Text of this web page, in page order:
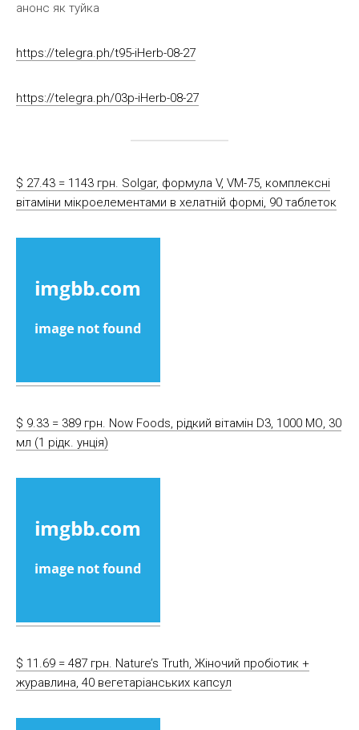
анонс як туйка
https://telegra.ph/t95-iHerb-08-27
https://telegra.ph/03p-iHerb-08-27
$ 27.43 = 1143 грн. Solgar, формула V, VM-75, комплексні
вітаміни мікроелементами в хелатній формі, 90 таблеток
$ 9.33 = 389 грн. Now Foods, рідкий вітамін D3, 1000 МО, 30
мл (1 рідк. унція)
$ 11.69 = 487 грн. Nature’s Truth, Жіночий пробіотик +
журавлина, 40 вегетаріанських капсул